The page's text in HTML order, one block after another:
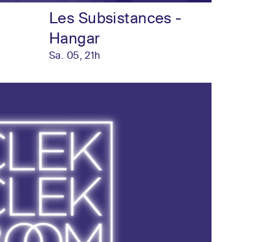
Les Subsistances -
Hangar
Sa. 05, 21h